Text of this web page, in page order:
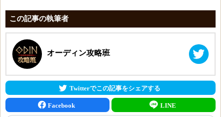
冒険者の短剣
信仰の杖
冒険者のメイス・盾
冒険者の大剣
冒険者の魔法球
冒険者のワンド
信仰のワンド
冒険者の弓
信仰の弓
魔力の首飾り
灰色の耳飾り
城塞の腕輪
灰色の指輪
灰色のレザーベルト
マンモスの角笛
灰色の短剣
灰色の杖
城塞のメイス・盾
灰色の槍・盾
城塞の槍・盾
この記事の執筆者
オーディン攻略班
Twitterでこの記事をシェアする
Facebook LINE